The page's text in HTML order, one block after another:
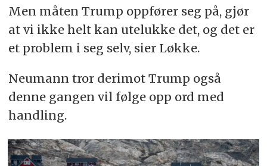
Men måten Trump oppfører seg på, gjør
at vi ikke helt kan utelukke det, og det er
et problem i seg selv, sier Løkke.
Neumann tror derimot Trump også
denne gangen vil følge opp ord med
handling.